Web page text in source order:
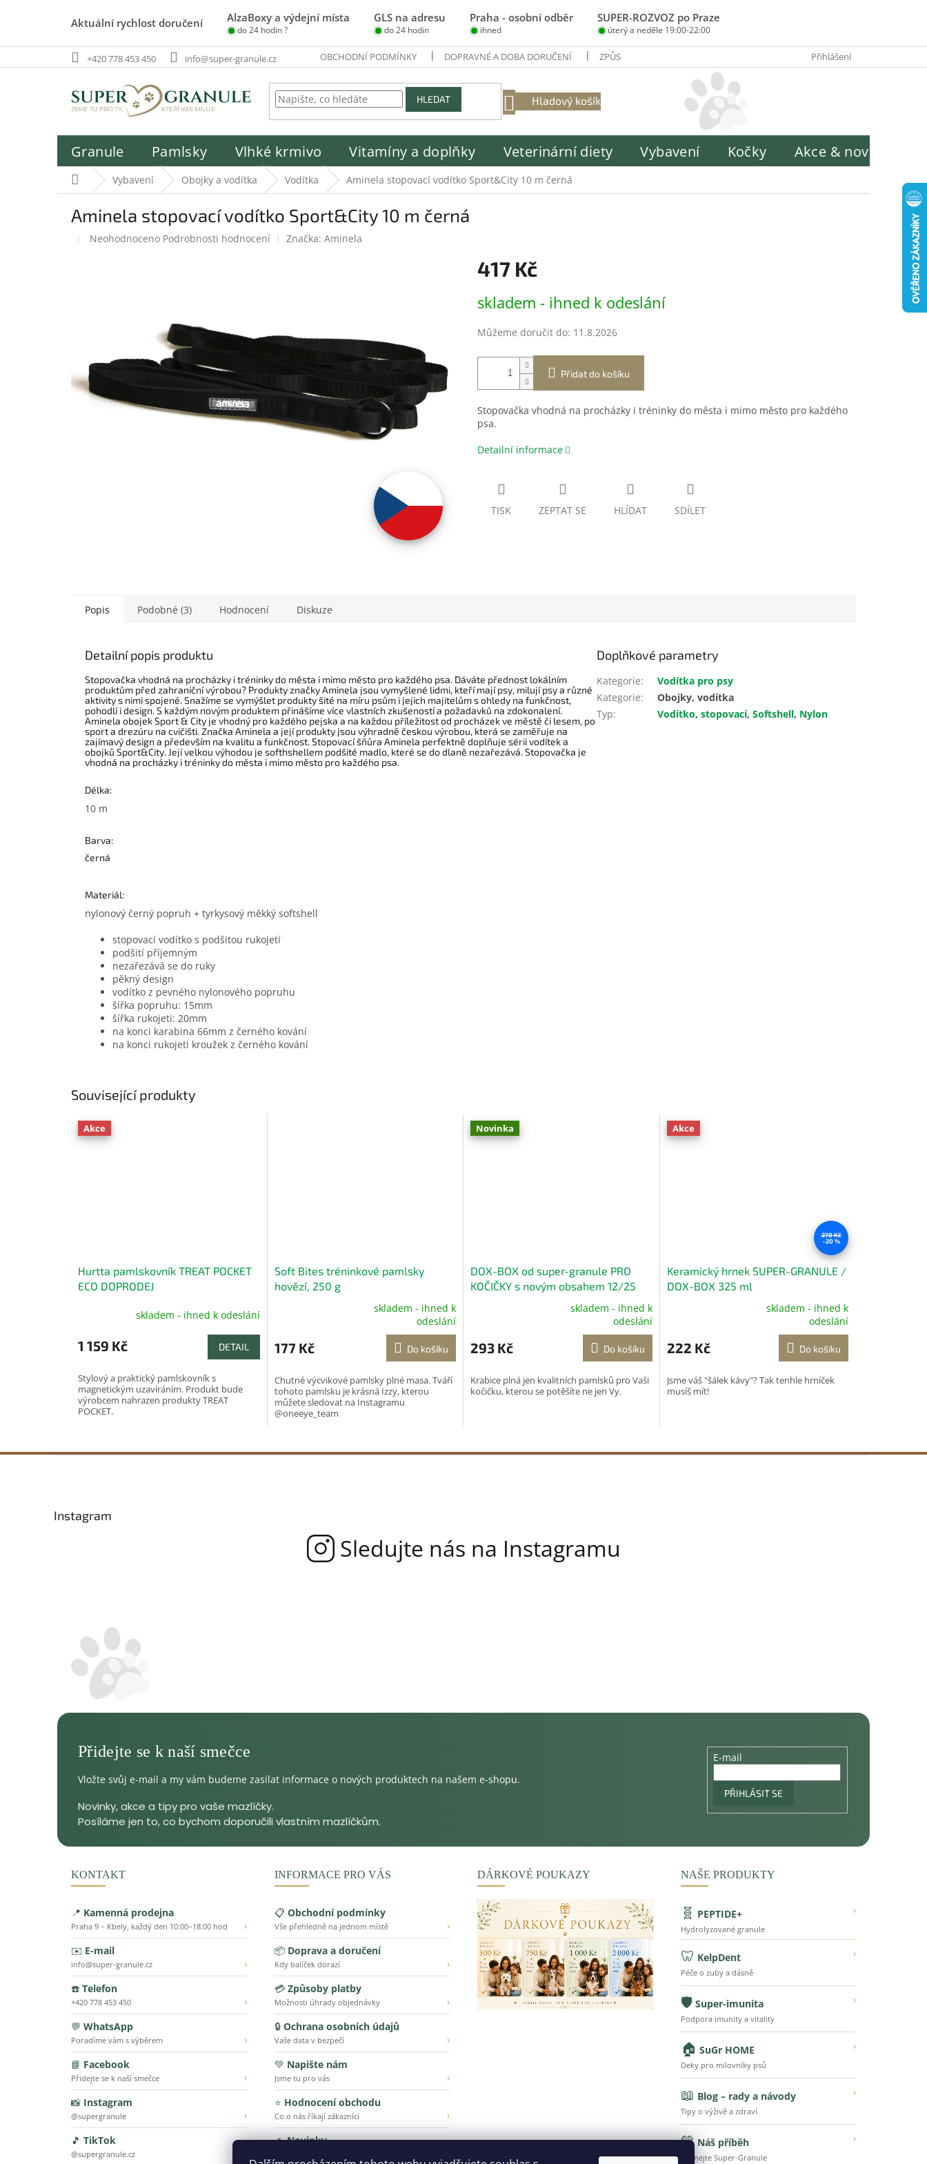
Aktuální rychlost doručení AlzaBoxy a výdejní místa GLS na adresu Praha - osobní odběr SUPER-ROZVOZ po Praze
do 24 hodin ? do 24 hodin ihned úterý a neděle 19:00-22:00
+420 778 453 450 info@super-granule.cz OBCHODNÍ PODMÍNKY DOPRAVNÉ A DOBA DORUČENÍ ZPŮSOBY PLATBY INFORMACE O ZPRACOVÁNÍ OSOBNÍCH ÚDAJŮ
Přihlášení
HLEDAT
NÁKUPNÍ
Hladový košík
Granule Pamlsky Vlhké krmivo Vitamíny a doplňky Veterinární diety Vybavení Kočky Akce & novinky
Domů Vybavení Obojky a vodítka Vodítka Aminela stopovací vodítko Sport&City 10 m černá
Aminela stopovací vodítko Sport&City 10 m černá
Průměrné
Neohodnoceno Podrobnosti hodnocení Značka: Aminela
417 Kč
cena:
skladem - ihned k odeslání
Můžeme doručit do: 11.8.2026
Přidat do košíku
Stopovačka vhodná na procházky i tréninky do města i mimo město pro každého
psa.
Detailní informace
TISK ZEPTAT SE HLÍDAT SDÍLET
Popis Podobné (3) Hodnocení Diskuze
Detailní popis produktu
Stopovačka vhodná na procházky i tréninky do města i mimo město pro každého psa. Dáváte přednost lokálním
produktům před zahraniční výrobou? Produkty značky Aminela jsou vymyšlené lidmi, kteří mají psy, milují psy a různé
aktivity s nimi spojené. Snažíme se vymýšlet produkty šité na míru psům i jejich majitelům s ohledy na funkčnost,
pohodlí i design. S každým novým produktem přinášíme více vlastních zkušeností a požadavků na zdokonalení.
Aminela obojek Sport & City je vhodný pro každého pejska a na každou příležitost od procházek ve městě či lesem, po
sport a drezúru na cvičišti. Značka Aminela a její produkty jsou výhradně českou výrobou, která se zaměřuje na
zajímavý design a především na kvalitu a funkčnost. Stopovací šňůra Aminela perfektně doplňuje sérii vodítek a
obojků Sport&City. Její velkou výhodou je softhshellem podšité madlo, které se do dlaně nezařezává. Stopovačka je
vhodná na procházky i tréninky do města i mimo město pro každého psa.
Délka:
10 m
Barva:
černá
Materiál:
nylonový černý popruh + tyrkysový měkký softshell
stopovací vodítko s podšitou rukojetí
podšití příjemným
nezařezává se do ruky
pěkný design
vodítko z pevného nylonového popruhu
šířka popruhu: 15mm
šířka rukojeti: 20mm
na konci karabina 66mm z černého kování
na konci rukojeti kroužek z černého kování
Doplňkové parametry
Kategorie:
Vodítka pro psy
Kategorie:
Obojky, vodítka
Typ: Vodítko,stopovací,Softshell, Nylon
Související produkty
Akce
Hurtta pamlskovník TREAT POCKET
ECO DOPRODEJ
skladem - ihned k odeslání
1 159 Kč DETAIL
Stylový a praktický pamlskovník s
magnetickým uzavíráním. Produkt bude
výrobcem nahrazen produkty TREAT
POCKET.
Soft Bites tréninkové pamlsky
hovězí, 250 g
produktu
je
z
5
hvězdiček.
skladem - ihned k
odeslání
177 Kč Do košíku
Chutné výcvikové pamlsky plné masa. Tváří
tohoto pamlsku je krásná Izzy, kterou
můžete sledovat na Instagramu
@oneeye_team
Novinka
DOX-BOX od super-granule PRO
KOČIČKY s novým obsahem 12/25
produktu
je
z
5
skladem - ihned k
odeslání
293 Kč Do košíku
Krabice plná jen kvalitních pamlsků pro Vaši
kočičku, kterou se potěšíte ne jen Vy.
Akce
278 Kč
–20 %
Keramický hrnek SUPER-GRANULE /
DOX-BOX 325 ml
produktu
je
z
5
skladem - ihned k
odeslání
222 Kč Do košíku
Jsme váš "šálek kávy"? Tak tenhle hrníček
musíš mít!
Instagram
Vložte svůj e-mail a my vám budeme zasílat informace o nových produktech na našem e-shopu.
E-mail
PŘIHLÁSIT SE
KONTAKT
📍 Kamenná prodejna
Praha 9 – Kbely, každý den 10:00–18:00 hod
›
✉️ E-mail
info@super-granule.cz
›
☎️ Telefon
+420 778 453 450
›
💬 WhatsApp
Poradíme vám s výběrem
›
📘 Facebook
Přidejte se k naší smečce
›
📸 Instagram
@supergranule
›
🎵 TikTok
@supergranule.cz
INFORMACE PRO VÁS
📋 Obchodní podmínky
Vše přehledně na jednom místě
›
📦 Doprava a doručení
Kdy balíček dorazí
›
💳 Způsoby platby
Možnosti úhrady objednávky
›
🔒 Ochrana osobních údajů
Vaše data v bezpečí
›
💚 Napište nám
Jsme tu pro vás
›
⭐ Hodnocení obchodu
Co o nás říkají zákazníci
›
🔥Novinky
DÁRKOVÉ POUKAZY NAŠE PRODUKTY
🧬 PEPTIDE+ ›
Hydrolyzované granule
🦷 KelpDent ›
Péče o zuby a dásně
🛡️ Super-imunita ›
Podpora imunity a vitality
🏠 SuGr HOME ›
Deky pro milovníky psů
📖 Blog – rady a návody ›
Tipy o výživě a zdraví
💚 Náš příběh ›
Poznejte Super-Granule